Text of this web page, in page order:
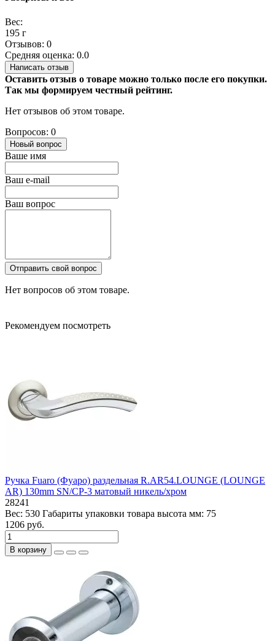
Вес:
195 г
Отзывов: 0
Средняя оценка: 0.0
Написать отзыв
Оставить отзыв о товаре можно только после его покупки.
Так мы формируем честный рейтинг.
Нет отзывов об этом товаре.
Вопросов: 0
Новый вопрос
Ваше имя
Ваш e-mail
Ваш вопрос
Отправить свой вопрос
Нет вопросов об этом товаре.
Рекомендуем посмотреть
Ручка Fuaro (Фуаро) раздельная R.AR54.LOUNGE (LOUNGE
AR) 130mm SN/CP-3 матовый никель/хром
28241
Вес: 530 Габариты упаковки товара высота мм: 75
1206 руб.
В корзину